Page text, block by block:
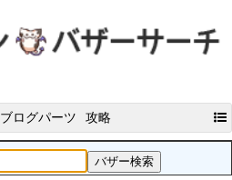
ブログパーツ 攻略